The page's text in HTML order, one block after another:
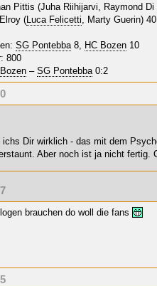
Pittis (Juha Riihijarvi, Raymond Di
(Luca Felicetti, Marty Guerin)
SG Pontebba8, HC Bozen 10
800
– SG Pontebba0:2
0
ichs Dir wirklich - das mit dem
Aber noch ist ja nicht fertig.
7
brauchen do woll die fans
5